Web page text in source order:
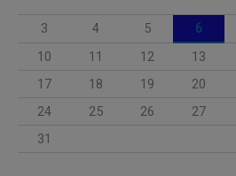
3
4 5 6
10
11 12 13
17
18 19 20
24
25 26 27
31